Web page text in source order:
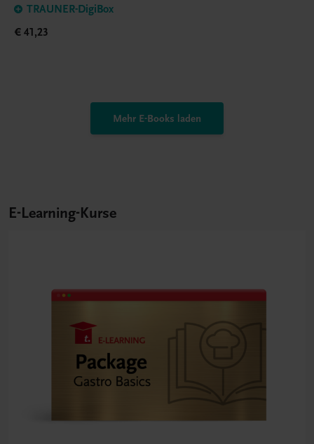
TRAUNER-DigiBox
€ 41,23
Mehr E-Books laden
E-Learning-Kurse